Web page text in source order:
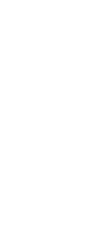
w
którzy